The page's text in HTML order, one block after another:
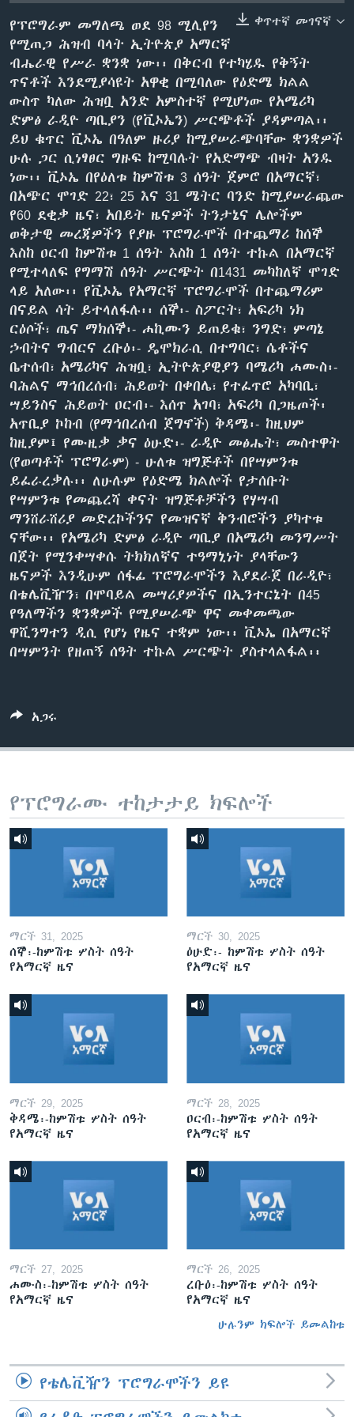
ቋንቋዎች
ቀጥተኛ መገናኛ
የፕሮግራም መግለጫ ወደ 98 ሚሊየን
የሚጠጋ ሕዝብ ባላት ኢትዮጵያ አማርኛ
ብሔራዊ የሥራ ቋንቋ ነው፡፡ በቅርብ የተካሄዱ የቅኝት
ጥናቶች እንደሚያሳዩት አዋቂ በሚባለው የዕድሜ ክልል
ውስጥ ካለው ሕዝቧ አንድ አምስተኛ የሚሆነው የአሜሪካ
ድምፅ ራዲዮ ጣቢያን (የቪኦኤን) ሥርጭቶች ያዳምጣል፡፡
ይህ ቁጥር ቪኦኤ በዓለም ዙሪያ ከሚያሠራጭባቸው ቋንቋዎች
ሁሉ ጋር ሲነፃፀር ግዙፍ ከሚባሉት የአድማጭ ብዛት አንዱ
ነው፡፡ ቪኦኤ በየዕለቱ ከምሽቱ 3 ሰዓት ጀምሮ በአማርኛ፣
በአጭር ሞገድ 22፣ 25 እና 31 ሜትር ባንድ ከሚያሠራጨው
የ60 ደቂቃ ዜና፣ አበይት ዜናዎች ትንታኔና ሌሎችም
ወቅታዊ መረጃዎችን የያዙ ፕሮግራሞች በተጨማሪ ከሰኞ
እስከ ዐርብ ከምሽቱ 1 ሰዓት እስከ 1 ሰዓት ተኩል በአማርኛ
የሚተላለፍ የግማሽ ሰዓት ሥርጭት በ1431 መካከለኛ ሞገድ
ላይ አለው፡፡ የቪኦኤ የአማርኛ ፕሮግራሞች በተጨማሪም
በናይል ሳት ይተላለፋሉ፡፡ ሰኞ፡- ስፖርት፣ አፍሪካ ነክ
ርዕሶች፣ ጤና ማክሰኞ፡- ሐኪሙን ይጠይቁ፣ ንግድ፣ ምጣኔ
ኃብትና ግብርና ረቡዕ፡- ዴሞክራሲ በተግባር፣ ሴቶችና
ቤተሰብ፣ አሜሪካና ሕዝቧ፣ ኢትዮጵያዊያን ባሜሪካ ሐሙስ፡-
ባሕልና ማኅበረሰብ፣ ሕይወት በቀበሌ፣ የተፈጥሮ አካባቢ፣
ሣይንስና ሕይወት ዐርብ፡- እሰጥ አገባ፣ አፍሪካ በጋዜጦች፡
አጥቢያ ኮከብ (የማኅበረሰብ ጀግኖች) ቅዳሜ፡- ከዚህም
ከዚያም፤ የሙዚቃ ቃና ዕሁድ፡- ራዲዮ መፅሔት፣ መስተዋት
(የወጣቶች ፕሮግራም) - ሁለቱ ዝግጅቶች በየሣምንቱ
ይፈራረቃሉ፡፡ ለሁሉም የዕድሜ ክልሎች የታሰቡት
የሣምንቱ የመጨረሻ ቀናት ዝግጅቶቻችን የሃሣብ
ማንሸራሸሪያ መድረኮችንና የመዝናኛ ቅንብሮችን ያካተቱ
ናቸው፡፡ የአሜሪካ ድምፅ ራዲዮ ጣቢያ በአሜሪካ መንግሥት
በጀት የሚንቀሣቀሱ ትክክለኛና ተዓማኒነት ያላቸውን
ዜናዎች እንዲሁም ሰፋፊ ፕሮግራሞችን እያደራጀ በራዲዮ፣
በቴሌቪዥን፣ በሞባይል መሣሪያዎችና በኢንተርኔት በ45
የዓለማችን ቋንቋዎች የሚያሠራጭ ዋና መቀመጫው
ዋሺንግተን ዲሲ የሆነ የዜና ተቋም ነው፡፡ ቪኦኤ በአማርኛ
በሣምንት የዘጠኝ ሰዓት ተኩል ሥርጭት ያስተላልፋል፡፡
አጋሩ
የፕሮግራሙ ተከታታይ ክፍሎች
ማርች 31, 2025
ሰኞ፡-ከምሽቱ ሦስት ሰዓት
የአማርኛ ዜና
ማርች 30, 2025
ዕሁድ፡- ከምሽቱ ሦስት ሰዓት
የአማርኛ ዜና
ማርች 29, 2025
ቅዳሜ፡-ከምሽቱ ሦስት ሰዓት
የአማርኛ ዜና
ማርች 28, 2025
ዐርብ፡-ከምሽቱ ሦስት ሰዓት
የአማርኛ ዜና
ማርች 27, 2025
ሐሙስ፡-ከምሽቱ ሦስት ሰዓት
የአማርኛ ዜና
ማርች 26, 2025
ረቡዕ፡-ከምሽቱ ሦስት ሰዓት
የአማርኛ ዜና
ሁሉንም ክፍሎች ይመልከቱ
የቴሌቪዥን ፕሮግራሞችን ይዩ